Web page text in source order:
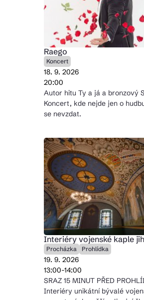
Raego
Koncert
18. 9. 2026
20:00
Autor hitu Ty a já a bronzový
Koncert, kde nejde jen o
se nevzdat.
Interiéry vojenské kaple
Procházka Prohlídka
19. 9. 2026
13:00-14:00
SRAZ 15 MINUT PŘED
Interiéry unikátní bývalé